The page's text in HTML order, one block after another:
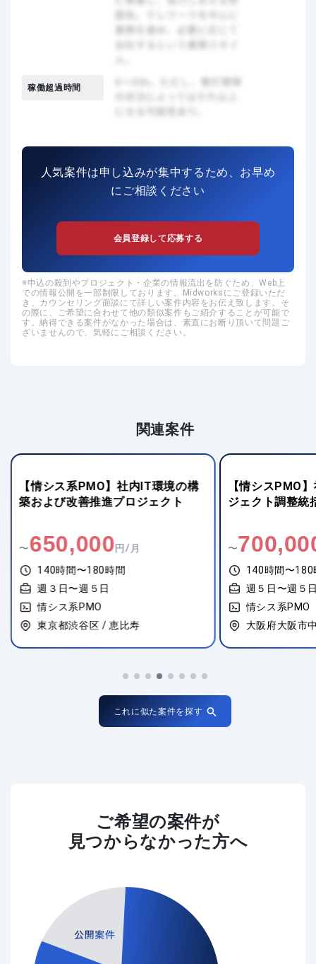
稼働超過時間
人気案件は申し込みが集中するため、お早め
にご相談ください
会員登録して応募する
申込の殺到やプロジェクト・企業の情報流出を防ぐため、Web上
での情報公開を一部制限しております。Midworksにご登録いただ
き、カウンセリング面談にて詳しい案件内容をお伝え致します。そ
の際に、ご希望に合わせて他の類似案件もご紹介することが可能で
す。納得できる案件がなかった場合は、素直にお断り頂いて問題ご
ざいませんので、気軽にご相談ください。
関連案件
【情シスPMO】社内システムプロ
ジェクト調整統括管理
〜700,000円/月
140時間〜180時間
週５日〜週５日
情シス系PMO
大阪府大阪市中央区 / 谷町四丁目
【情シス系
Webサービス企
〜
140時間〜180
週５日〜週５
情シス系PMO
東京都千代田
これに似た案件を探す
ご希望の案件が
見つからなかった方へ